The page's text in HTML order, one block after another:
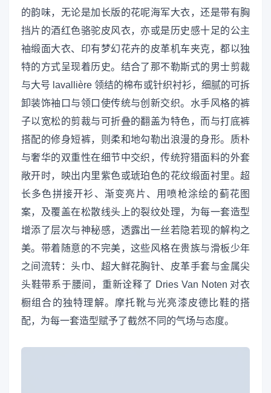
的韵味，无论是加长版的花呢海军大衣，还是带有胸
挡片的酒红色骆驼皮风衣，亦或是历史感十足的公主
袖缎面大衣、印有梦幻花卉的皮革机车夹克，都以独
特的方式呈现着历史。结合了那不勒斯式的男士剪裁
与大号 lavallière 领结的棉布或针织衬衫，细腻的可拆
卸装饰袖口与领口使传统与创新交织。水手风格的裤
子以宽松的剪裁与可折叠的翻盖为特色，而与打底裤
搭配的修身短裤，则柔和地勾勒出浪漫的身形。质朴
与奢华的双重性在细节中交织，传统狩猎面料的外套
敞开时，映出内里紫色或琥珀色的花纹缎面衬里。超
长多色拼接开衫、渐变亮片、用喷枪涂绘的蓟花图
案，及覆盖在松散线头上的裂纹处理，为每一套造型
增添了层次与神秘感，透露出一丝若隐若现的解构之
美。带着随意的不完美，这些风格在贵族与滑板少年
之间流转：头巾、超大鲜花胸针、皮革手套与金属尖
头鞋带系于腰间，重新诠释了 Dries Van Noten 对衣
橱组合的独特理解。摩托靴与光亮漆皮德比鞋的搭
配，为每一套造型赋予了截然不同的气场与态度。